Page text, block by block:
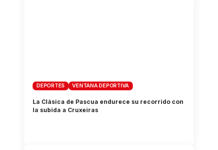
DEPORTES VENTANA DEPORTIVA
La Clásica de Pascua endurece su recorrido con
la subida a Cruxeiras